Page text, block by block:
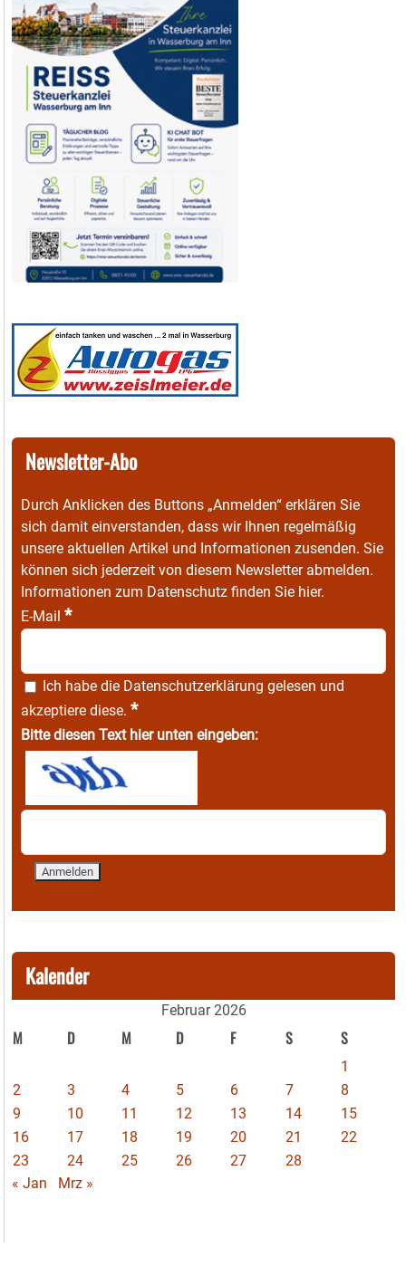
Newsletter-Abo
Durch Anklicken des Buttons „Anmelden“ erklären Sie
sich damit einverstanden, dass wir Ihnen regelmäßig
unsere aktuellen Artikel und Informationen zusenden. Sie
können sich jederzeit von diesem Newsletter abmelden.
Informationen zum Datenschutz finden Sie hier.
E-Mail *
Ich habe die Datenschutzerklärung gelesen und
akzeptiere diese. *
Bitte diesen Text hier unten eingeben:
Kalender
Februar 2026
M D M D F S S
1
2
3 4 5 6 7
8
9
10 11 12 13 14
15
16
17 18 19 20 21
22
23
24 25 26 27
28
« Jan
Mrz »